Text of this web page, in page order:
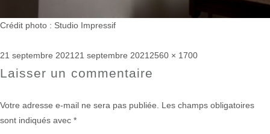
Crédit photo : Studio Impressif
Publié
le
21 septembre 2021 21 septembre 2021 Taille
réelle
2560 × 1700
Laisser un commentaire
Votre adresse e-mail ne sera pas publiée.
Les champs obligatoires
sont indiqués avec *